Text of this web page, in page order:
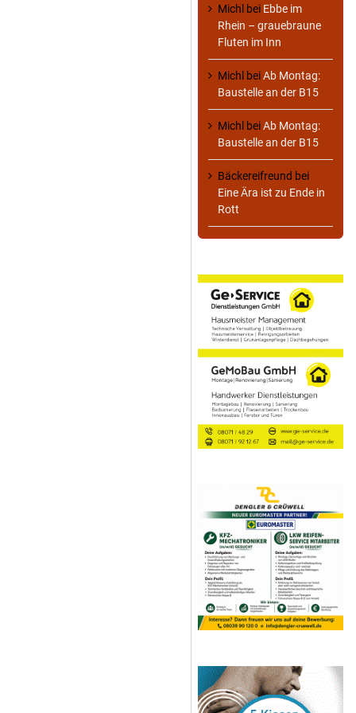
Michl bei Ebbe im
Rhein – grauebraune
Fluten im Inn
Michl beiAb Montag:
Baustelle an der B15
Michl beiAb Montag:
Baustelle an der B15
Bäckereifreund bei
Eine Ära ist zu Ende in
Rott